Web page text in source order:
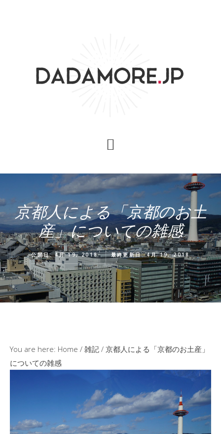
京都人による「京都のお土
産」についての雑感
公開日: 4月 19, 2018 最終更新日: 4月 19, 2018
You are here: Home / 雑記 / 京都人による「京都のお土産」
についての雑感